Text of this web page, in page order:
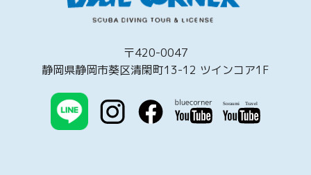
〒420-0047
静岡県静岡市葵区清閑町13-12 ツインコア1F